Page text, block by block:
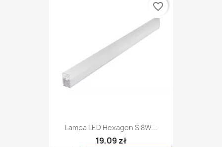
Lampa LED Hexagon S 8W...
19,09 zł
favorite_border